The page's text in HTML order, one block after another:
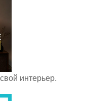
интерьер.